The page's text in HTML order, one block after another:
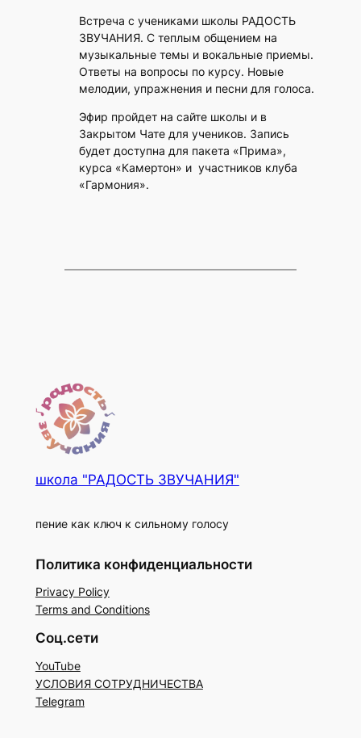
Встреча с учениками школы РАДОСТЬ
ЗВУЧАНИЯ. С теплым общением на
музыкальные темы и вокальные приемы.
Ответы на вопросы по курсу. Новые
мелодии, упражнения и песни для голоса.
Эфир пройдет на сайте школы и в
Закрытом Чате для учеников. Запись
будет доступна для пакета «Прима»,
курса «Камертон» и участников клуба
«Гармония».
школа "РАДОСТЬ ЗВУЧАНИЯ"
пение как ключ к сильному голосу
Политика конфиденциальности
Privacy Policy
Terms and Conditions
Соц.сети
YouTube
УСЛОВИЯ СОТРУДНИЧЕСТВА
Telegram